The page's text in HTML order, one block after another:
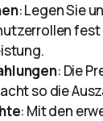
: Legen Sie
: Die
so die
: Mit den